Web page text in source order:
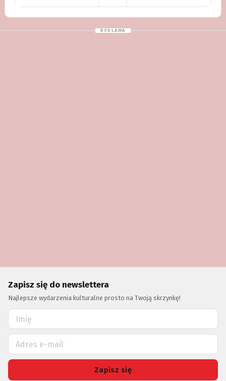
Zapisz się do newslettera
Najlepsze wydarzenia kulturalne prosto na Twoją skrzynkę!
Zapisz się